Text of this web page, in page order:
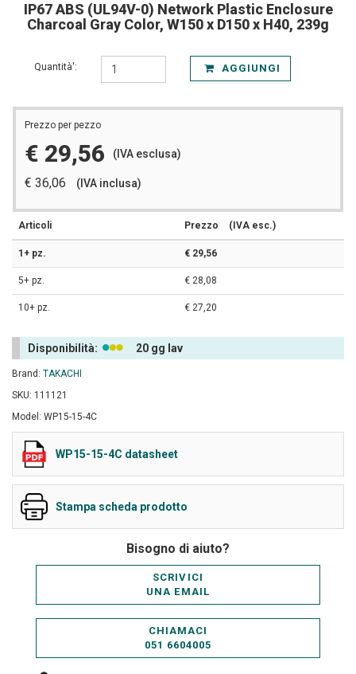
IP67 ABS (UL94V-0) Network Plastic Enclosure
Charcoal Gray Color, W150 x D150 x H40, 239g
Quantità': AGGIUNGI
Prezzo per pezzo
€ 29,56 (IVA esclusa)
€ 36,06 (IVA inclusa)
Articoli Prezzo (IVA esc.)
1+ pz. € 29,56
5+ pz. € 28,08
10+ pz. € 27,20
Disponibilità: 20 gg lav
Brand: TAKACHI
SKU: 111121
Model: WP15-15-4C
WP15-15-4C datasheet
Stampa scheda prodotto
Bisogno di aiuto?
SCRIVICI
UNA EMAIL
CHIAMACI
051 6604005